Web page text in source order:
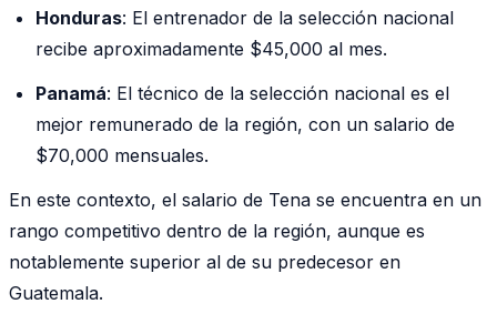
Honduras: El entrenador de la selección nacional
recibe aproximadamente $45,000 al mes.
Panamá: El técnico de la selección nacional es el
mejor remunerado de la región, con un salario de
$70,000 mensuales.
En este contexto, el salario de Tena se encuentra en un
rango competitivo dentro de la región, aunque es
notablemente superior al de su predecesor en
Guatemala.